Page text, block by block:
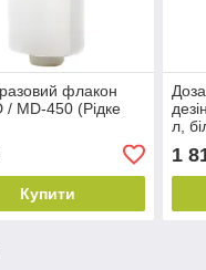
флакон
/ MD-450 (Рідке
Купити
л,
1